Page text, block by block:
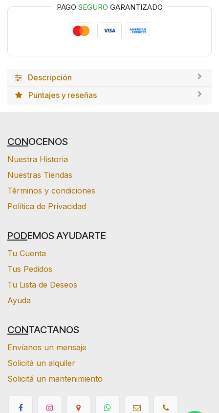
PAGO SEGURO GARANTIZADO
Descripción
Puntajes y reseñas
CONOCENOS
Nuestra Historia
Nuestras Tiendas
Términos y condiciones
Política de Privacidad
PODEMOS AYUDARTE
Tu Cuenta
Tus Pedidos
Tu Lista de Deseos
Ayuda
CONTACTANOS
Envíanos un mensaje
Solicitá un alquiler
Solicitá un mantenimiento